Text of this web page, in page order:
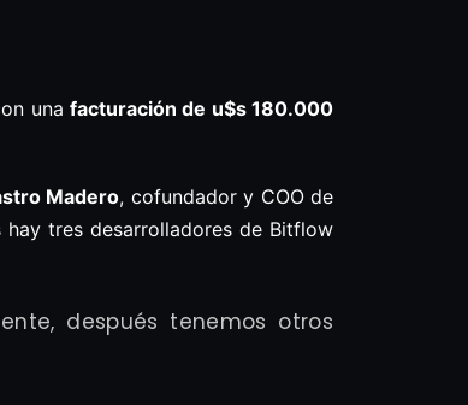
unafacturación de u$s 180.000
Madero, cofundador y COO de
tres desarrolladores de Bitflow
después tenemos otros